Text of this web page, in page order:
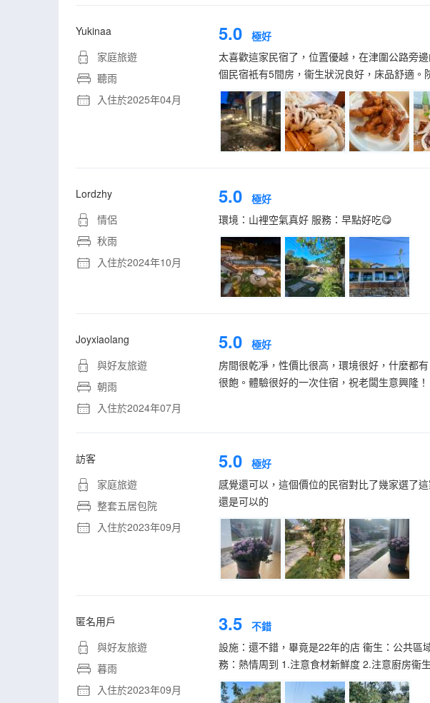
Yukinaa
家庭旅遊
聽雨
入住於2025年04月
5.0 極好
太喜歡這家民宿了，位置優越，在津圍公路旁
個民宿衹有5間房，衞生狀況良好，床品舒適
Lordzhy
情侶
秋雨
入住於2024年10月
5.0 極好
環境：山裡空氣真好 服務：早點好吃😋
Joyxiaolang
與好友旅遊
朝雨
入住於2024年07月
5.0 極好
房間很乾凈，性價比很高，環境很好，什麼都
很飽。體驗很好的一次住宿，祝老闆生意興隆！
訪客
家庭旅遊
整套五居包院
入住於2023年09月
5.0 極好
感覺還可以，這個價位的民宿對比了幾家選了
還是可以的
匿名用戶
與好友旅遊
暮雨
入住於2023年09月
3.5 不錯
設施：還不錯，畢竟是22年的店 衞生：公共區
務：熱情周到 1.注意食材新鮮度 2.注意廚房衞